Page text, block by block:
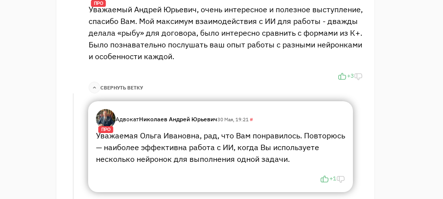
ПРО
Уважаемый Андрей Юрьевич, очень интересное и полезное выступление,
спасибо Вам. Мой максимум взаимодействия с ИИ для работы - дважды
делала «рыбу» для договора, было интересно сравнить с формами из К+.
Было познавательно послушать ваш опыт работы с разными нейронками
и особенности каждой.
+3
СВЕРНУТЬ ВЕТКУ
ПРО
АдвокатНиколаев Андрей Юрьевич30 Мая, 19:21 #
Уважаемая Ольга Ивановна, рад, что Вам понравилось. Повторюсь
— наиболее эффективна работа с ИИ, когда Вы используете
несколько нейронок для выполнения одной задачи.
+1